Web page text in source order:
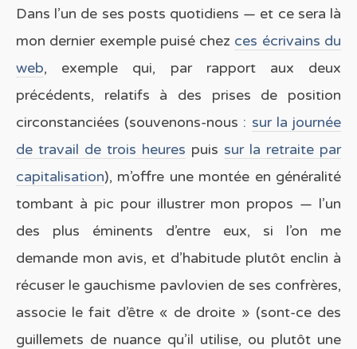
Dans l’un de ses posts quotidiens — et ce sera là
mon dernier exemple puisé chez ces écrivains du
web, exemple qui, par rapport aux deux
précédents, relatifs à des prises de position
circonstanciées (souvenons-nous : sur la journée
de travail de trois heures puis sur la retraite par
capitalisation), m’offre une montée en généralité
tombant à pic pour illustrer mon propos — l’un
des plus éminents d’entre eux, si l’on me
demande mon avis, et d’habitude plutôt enclin à
récuser le gauchisme pavlovien de ses confrères,
associe le fait d’être « de droite » (sont-ce des
guillemets de nuance qu’il utilise, ou plutôt une